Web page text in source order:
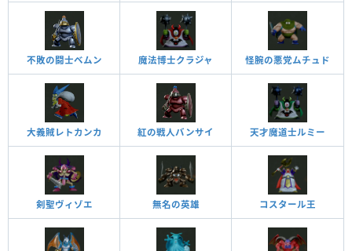
不敗の闘士ベムン 魔法博士クラジャ 怪腕の悪党ムチュド
大義賊レトカンカ 紅の戦人バンサイ 天才魔道士ルミー
剣聖ヴィゾエ 無名の英雄 コスタール王